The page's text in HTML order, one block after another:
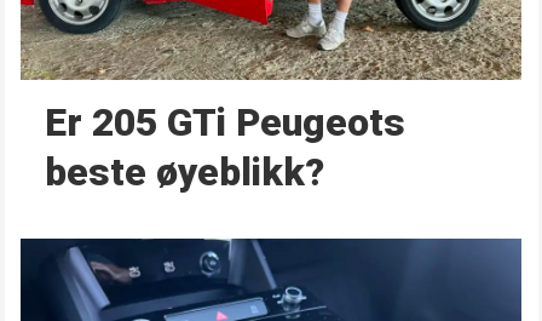
Er 205 GTi Peugeots
beste øyeblikk?